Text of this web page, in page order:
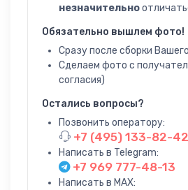
незначительно
Обязательно вышлем фото!
Сразу после сборки
Сделаем фото с
согласия)
Остались вопросы?
Позвонить оператору:
+7 (495) 133-82-42
Написать в Telegram:
+7 969 777-48-13
Написать в MAX: